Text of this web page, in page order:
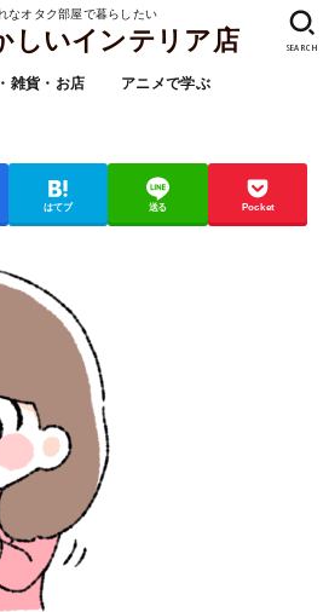
なオタク部屋で暮らしたい
しいインテリア店
雑貨・お店 アニメで学ぶ
SEARCH
はてブ 送る Pocket